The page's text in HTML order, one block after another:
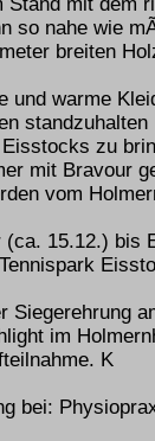
so nahe wie
breiten
und warme
zu
mit Bravour
vom
15.12.) bis
Siegerehrung
im
K
bei: